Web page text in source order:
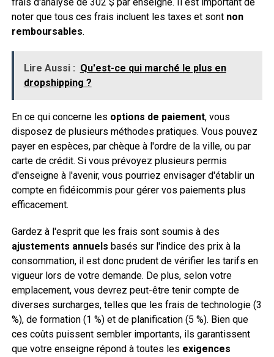
noter que tous ces frais incluent les taxes et sont non
remboursables.
Lire Aussi : Qu'est-ce qui marché le plus en
dropshipping ?
En ce qui concerne les options de paiement, vous
disposez de plusieurs méthodes pratiques. Vous pouvez
payer en espèces, par chèque à l'ordre de la ville, ou par
carte de crédit. Si vous prévoyez plusieurs permis
d'enseigne à l'avenir, vous pourriez envisager d'établir un
compte en fidéicommis pour gérer vos paiements plus
efficacement.
Gardez à l'esprit que les frais sont soumis à des
ajustements annuels basés sur l'indice des prix à la
consommation, il est donc prudent de vérifier les tarifs en
vigueur lors de votre demande. De plus, selon votre
emplacement, vous devrez peut-être tenir compte de
diverses surcharges, telles que les frais de technologie (3
%), de formation (1 %) et de planification (5 %). Bien que
ces coûts puissent sembler importants, ils garantissent
que votre enseigne répond à toutes les exigences